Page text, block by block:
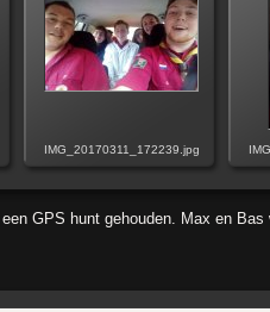
IMG_20170311_172239.jpg
GPS hunt gehouden. Max en Bas